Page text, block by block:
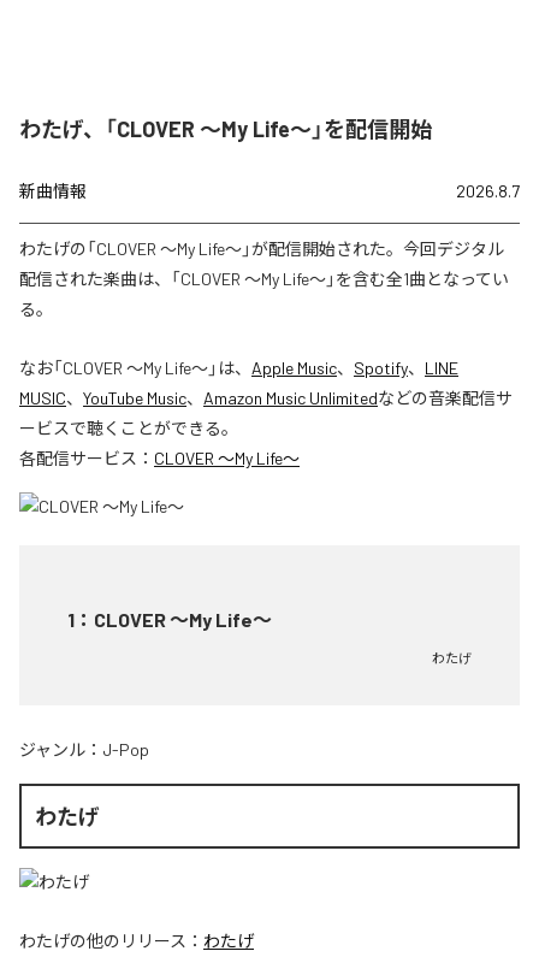
わたげ、「CLOVER ～My Life～」を配信開始
新曲情報 2026.8.7
わたげの「CLOVER ～My Life～」が配信開始された。今回デジタル
配信された楽曲は、「CLOVER ～My Life～」を含む全1曲となってい
る。
なお「CLOVER ～My Life～」は、 Apple Music、 Spotify、 LINE
MUSIC、 YouTube Music、 Amazon Music Unlimitedなどの音楽配信サ
ービスで聴くことができる。
各配信サービス： CLOVER ～My Life～
1 ： CLOVER ～My Life～
わたげ
ジャンル： J-Pop
わたげ
わたげの他のリリース： わたげ